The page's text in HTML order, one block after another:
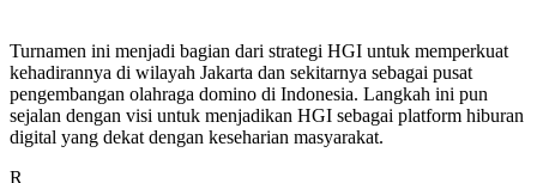
Turnamen ini menjadi bagian dari strategi HGI untuk memperkuat
kehadirannya di wilayah Jakarta dan sekitarnya sebagai pusat
pengembangan olahraga domino di Indonesia. Langkah ini pun
sejalan dengan visi untuk menjadikan HGI sebagai platform hiburan
digital yang dekat dengan keseharian masyarakat.
R